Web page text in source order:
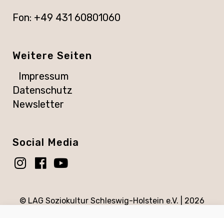
Fon: +49 431 60801060
Weitere Seiten
Impressum
Datenschutz
Newsletter
Social Media
© LAG Soziokultur Schleswig-Holstein e.V. | 2026